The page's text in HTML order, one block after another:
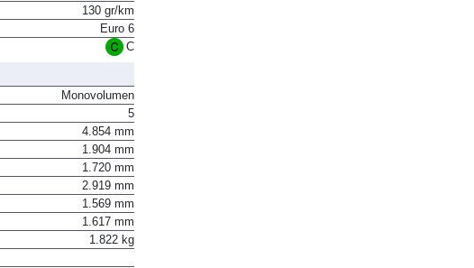
130 gr/km
Euro 6
C
Monovolumen
5
4.854 mm
1.904 mm
1.720 mm
2.919 mm
1.569 mm
1.617 mm
1.822 kg